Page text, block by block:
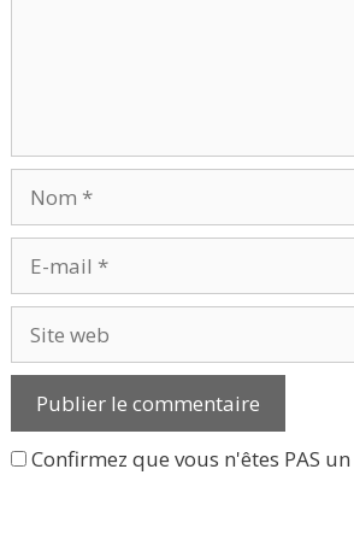
mail
web
Confirmez que vous n'êtes PAS